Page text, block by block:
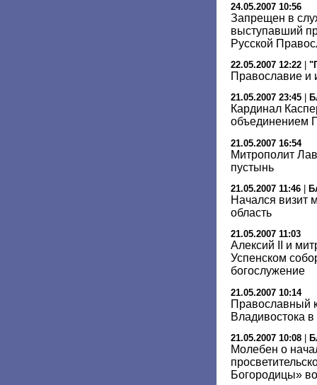
24.05.2007 10:56
Запрещен в
выступавший
Русской
22.05.2007 12:22
Православие и
21.05.2007 23:45
Кардинал
21.05.2007 16:54
Митрополит
пустынь
21.05.2007 11:46
Начался визит
область
21.05.2007 11:03
Алексий II и
Успенском
богослужение
21.05.2007 10:14
Православный
Владивостока
21.05.2007 10:08
Молебен о
Богородицы»